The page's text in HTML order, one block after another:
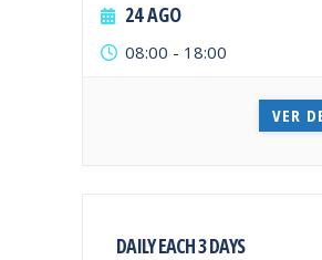
24 AGO
08:00 - 18:00
VER
DAILY EACH 3 DAYS